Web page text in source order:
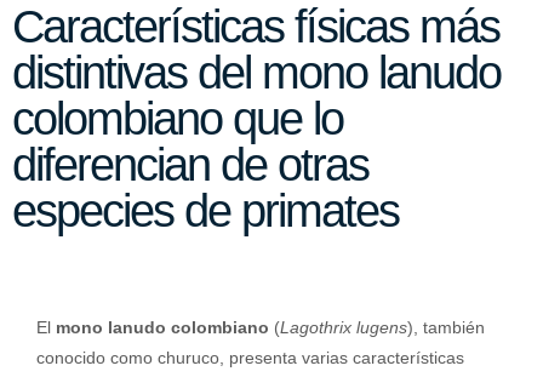
Características físicas más
distintivas del mono lanudo
colombiano que lo
diferencian de otras
especies de primates
El mono lanudo colombiano (Lagothrix lugens), también
conocido como churuco, presenta varias características